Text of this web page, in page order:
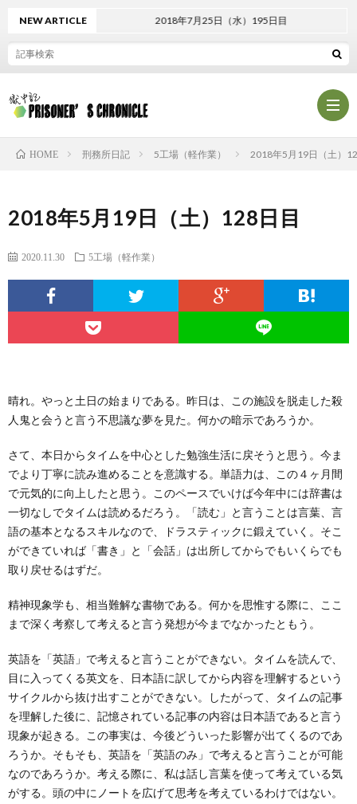
フ
ル
ラ
シ
ー
ポ
リ
お
合
わ
せ
NEW ARTICLE 2018年7月25日（水）195日目
HOME 刑務所日記 5工場（軽作業） 2018年5月19日（土）
2018年5月19日（土）128日目
2020.11.30 5工場（軽作業）
晴れ。やっと土日の始まりである。昨日は、この施設を脱走した殺
人鬼と会うと言う不思議な夢を見た。何かの暗示であろうか。
さて、本日からタイムを中心とした勉強生活に戻そうと思う。今ま
でより丁寧に読み進めることを意識する。単語力は、この４ヶ月間
で元気的に向上したと思う。このペースでいけば今年中には辞書は
一切なしでタイムは読めるだろう。「読む」と言うことは言葉、言
語の基本となるスキルなので、ドラスティックに鍛えていく。そこ
ができていれば「書き」と「会話」は出所してからでもいくらでも
取り戻せるはずだ。
精神現象学も、相当難解な書物である。何かを思惟する際に、ここ
まで深く考察して考えると言う発想が今までなかったともう。
英語を「英語」で考えると言うことができない。タイムを読んで、
目に入ってくる英文を、日本語に訳してから内容を理解するという
サイクルから抜け出すことができない。したがって、タイムの記事
を理解した後に、記憶されている記事の内容は日本語であると言う
現象が起きる。この事実は、今後どういった影響が出てくるのであ
ろうか。そもそも、英語を「英語のみ」で考えると言うことが可能
なのであろうか。考える際に、私は話し言葉を使って考えている気
がする。頭の中にノートを広げて思考を考えているわけではない。